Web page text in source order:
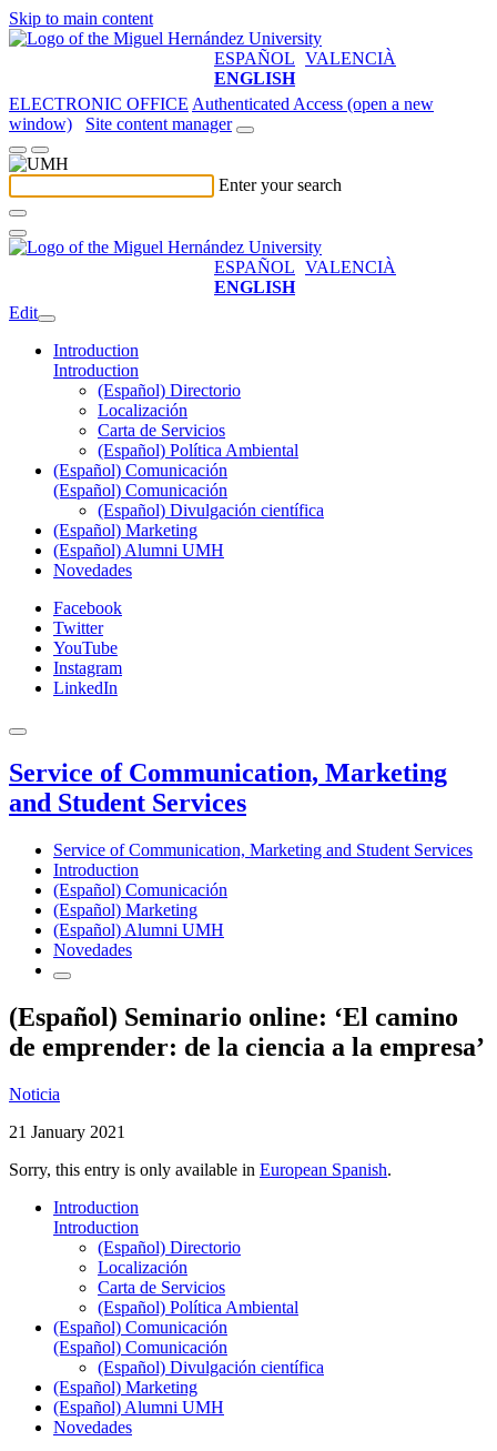
Skip to main content
ESPAÑOL VALENCIÀ
ENGLISH
ELECTRONIC OFFICE Authenticated Access (open a new
window)
Site content manager
Enter your search
ESPAÑOL VALENCIÀ
ENGLISH
Edit
Introduction
Introduction
(Español) Directorio
Localización
Carta de Servicios
(Español) Política Ambiental
(Español) Comunicación
(Español) Comunicación
(Español) Divulgación científica
(Español) Marketing
(Español) Alumni UMH
Novedades
Facebook
Twitter
YouTube
Instagram
LinkedIn
Service of Communication, Marketing
and Student Services
Service of Communication, Marketing and Student Services
Introduction
(Español) Comunicación
(Español) Marketing
(Español) Alumni UMH
Novedades
(Español) Seminario online: ‘El camino
de emprender: de la ciencia a la empresa’
Noticia
21 January 2021
Sorry, this entry is only available in European Spanish.
Introduction
Introduction
(Español) Directorio
Localización
Carta de Servicios
(Español) Política Ambiental
(Español) Comunicación
(Español) Comunicación
(Español) Divulgación científica
(Español) Marketing
(Español) Alumni UMH
Novedades